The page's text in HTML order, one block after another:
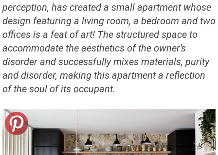
perception, has created a small apartment whose
design featuring a living room, a bedroom and two
offices is a feat of art! The structured space to
accommodate the aesthetics of the owner's
disorder and successfully mixes materials, purity
and disorder, making this apartment a reflection
of the soul of its occupant.